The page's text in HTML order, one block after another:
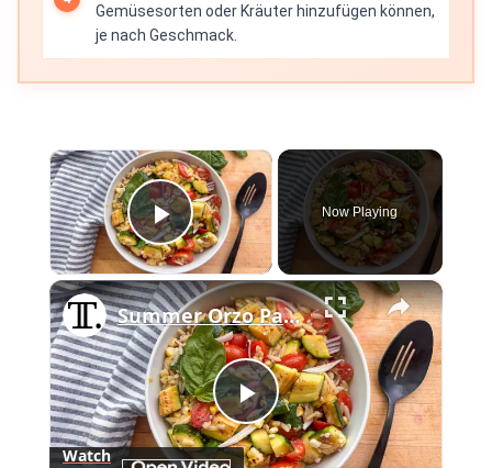
Gemüsesorten oder Kräuter hinzufügen können,
je nach Geschmack.
×
Play Video
Now Playing
×
Play
Summer Orzo Pasta Salad Recipe
Watch